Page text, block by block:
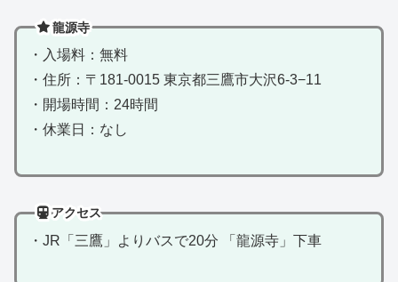
龍源寺
・入場料：無料
・住所：〒181-0015 東京都三鷹市大沢6-3−11
・開場時間：24時間
・休業日：なし
アクセス
・JR「三鷹」よりバスで20分 「龍源寺」下車